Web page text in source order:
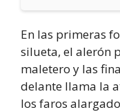
En las primeras
silueta, el alerón
maletero y las
delante llama la
los faros